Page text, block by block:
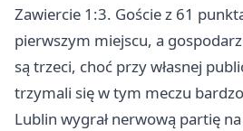
Zawiercie 1:3. Goście z 61
pierwszym miejscu, a
są trzeci, choć przy własnej
trzymali się w tym meczu
Lublin wygrał nerwową partię